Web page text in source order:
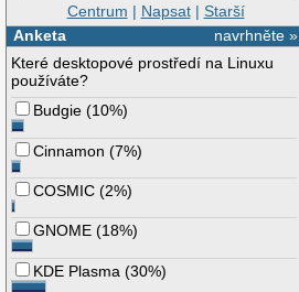
Centrum | Napsat| Starší
navrhněte »
Anketa
Které desktopové prostředí na Linuxu
používáte?
Budgie (10%)
Cinnamon (7%)
COSMIC (2%)
GNOME (18%)
KDE Plasma (30%)